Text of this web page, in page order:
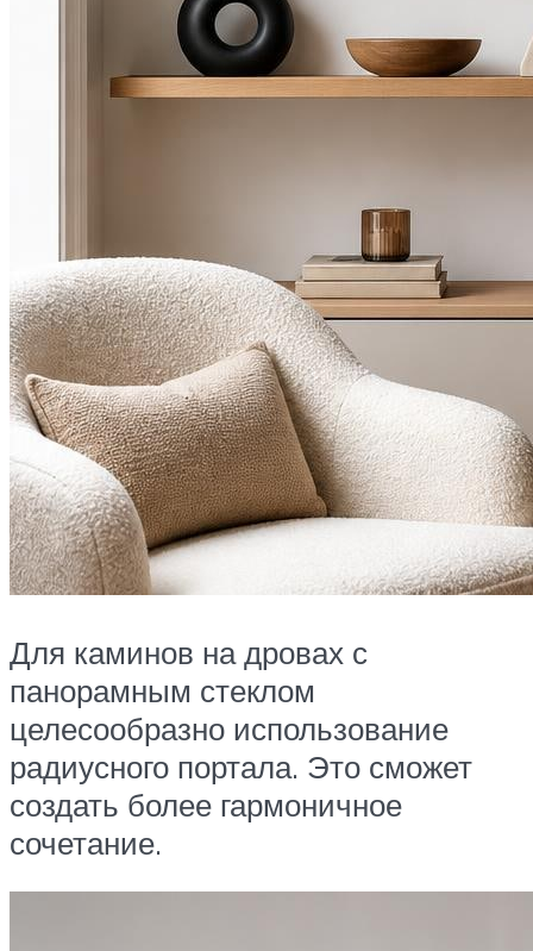
Для каминов на дровах с
панорамным стеклом
целесообразно использование
радиусного портала. Это сможет
создать более гармоничное
сочетание.